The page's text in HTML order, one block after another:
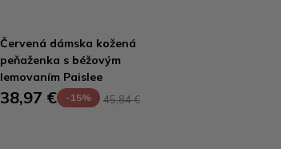
Červená dámska kožená
peňaženka s béžovým
lemovaním Paislee
38,97 € -15% 45,84 €